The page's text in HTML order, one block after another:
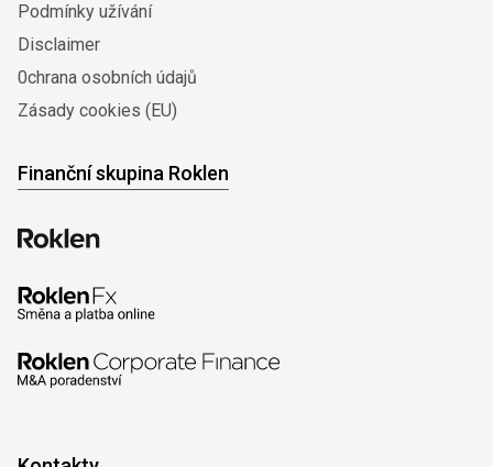
Podmínky užívání
Disclaimer
0chrana osobních údajů
Zásady cookies (EU)
Finanční skupina Roklen